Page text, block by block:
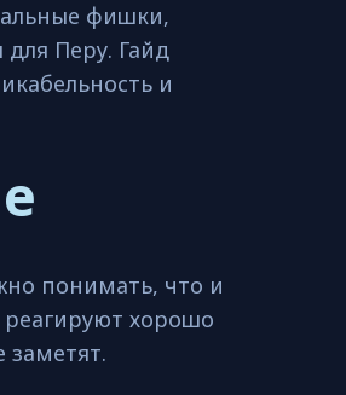
фишки,
Перу. Гайд
и
понимать, что и
хорошо
заметят.